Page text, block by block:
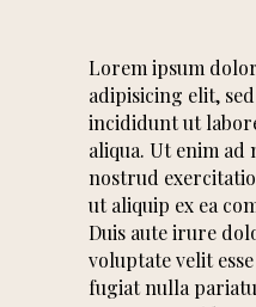
Lorem ipsum
adipisicing elit,
incididunt ut
aliqua. Ut enim ad
nostrud
ut aliquip ex ea
Duis aute irure
voluptate velit
fugiat nulla